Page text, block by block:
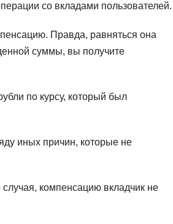
со вкладами пользователей.
Правда, равняться она
суммы, вы получите
по курсу, который был
иных причин, которые не
случая, компенсацию вкладчик не